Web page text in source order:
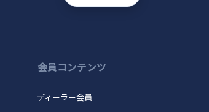
会員コンテンツ
ディーラー会員